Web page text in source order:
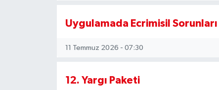
Uygulamada Ecrimisil Sorunları
11 Temmuz 2026 - 07:30
12. Yargı Paketi